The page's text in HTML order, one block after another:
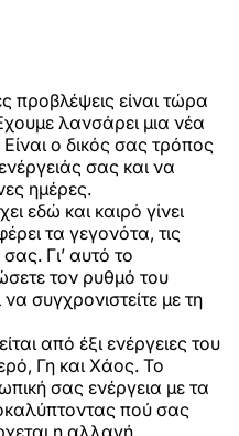
προβλέψεις είναι τώρα
λανσάρει μια νέα
ο δικός σας τρόπος
σας και να
ημέρες.
εδώ και καιρό γίνει
τα γεγονότα, τις
Γι’ αυτό το
τον ρυθμό του
συγχρονιστείτε με τη
από έξι ενέργειες του
Γη και Χάος. Το
σας ενέργεια με τα
πού σας
η αλλαγή.